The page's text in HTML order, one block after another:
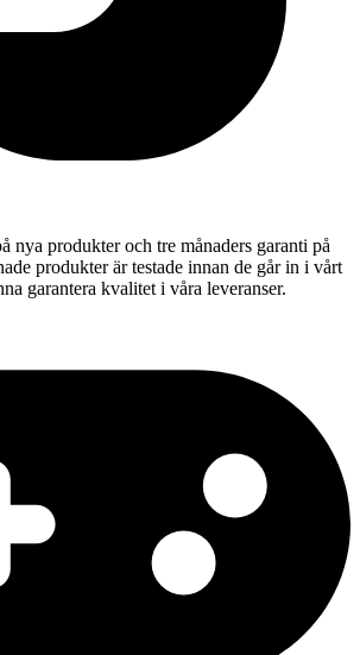
nya produkter och tre månaders garanti på
produkter är testade innan de går in i vårt
garantera kvalitet i våra leveranser.